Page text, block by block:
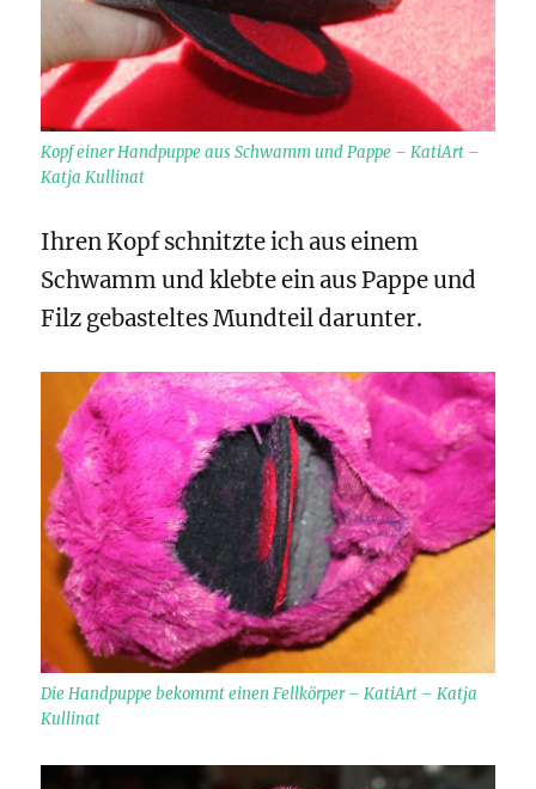
Kopf einer Handpuppe aus Schwamm und Pappe – KatiArt –
Katja Kullinat
Ihren Kopf schnitzte ich aus einem
Schwamm und klebte ein aus Pappe und
Filz gebasteltes Mundteil darunter.
Die Handpuppe bekommt einen Fellkörper – KatiArt – Katja
Kullinat